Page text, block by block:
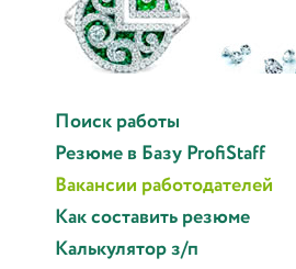
Поиск работы
Резюме в Базу ProfiStaff
Вакансии работодателей
Как составить резюме
Калькулятор з/п